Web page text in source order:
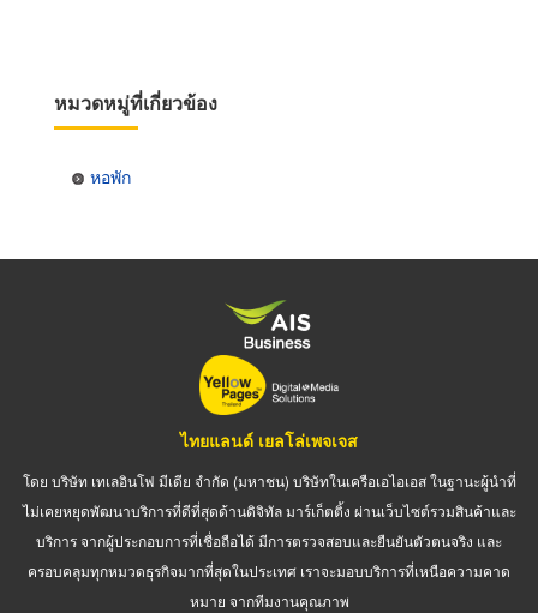
หมวดหมู่ที่เกี่ยวข้อง
หอพัก
ไทยแลนด์ เยลโล่เพจเจส
โดย บริษัท เทเลอินโฟ มีเดีย จำกัด (มหาชน) บริษัทในเครือเอไอเอส ในฐานะผู้นำที่
ไม่เคยหยุดพัฒนาบริการที่ดีที่สุดด้านดิจิทัล มาร์เก็ตติ้ง ผ่านเว็บไซต์รวมสินค้าและ
บริการ จากผู้ประกอบการที่เชื่อถือได้ มีการตรวจสอบและยืนยันตัวตนจริง และ
ครอบคลุมทุกหมวดธุรกิจมากที่สุดในประเทศ เราจะมอบบริการที่เหนือความคาด
หมาย จากทีมงานคุณภาพ